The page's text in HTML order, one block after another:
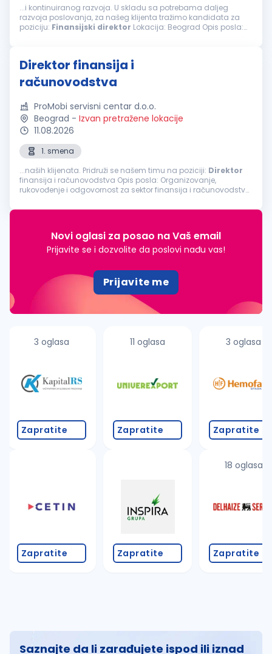
...i kontinuiranog razvoja. U skladu sa potrebama daljeg
razvoja poslovanja, za našeg klijenta tražimo kandidata za
poziciju: Finansijski direktor Lokacija: Beograd Opis posla:
Direktor finansija i
računovodstva
ProMobi servisni centar d.o.o.
Beograd - Izvan pretražene lokacije
11.08.2026
1. smena
...naših klijenata. Pridruži se našem timu na poziciji: Direktor
finansija i računovodstva Opis posla: Organizovanje,
rukovođenje i odgovornost za sektor finansija i računovodstva
program...
Novi oglasi za posao na Vaš email
Prijavite se i dozvolite da poslovi nađu vas!
Prijavite me
3 oglasa
Zapratite
Zapratite
11 oglasa
Zapratite
Zapratite
3 oglasa
Zapratite
18 oglasa
Zapratite
Saznajte da li zarađujete ispod ili iznad